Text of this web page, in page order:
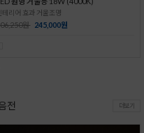
테리어 효과 거울조명
원 245,000원
전 더보기